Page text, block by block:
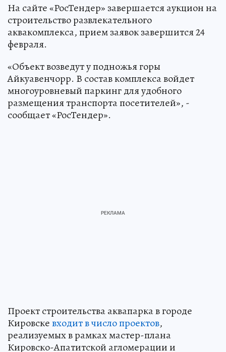
На сайте «РосТендер» завершается аукцион на
строительство развлекательного
аквакомплекса, прием заявок завершится 24
февраля.
«Объект возведут у подножья горы
Айкуавенчорр. В состав комплекса войдет
многоуровневый паркинг для удобного
размещения транспорта посетителей», -
сообщает «РосТендер».
Проект строительства аквапарка в городе
Кировскевходит в число проектов,
реализуемых в рамках мастер-плана
Кировско-Апатитской агломерации и